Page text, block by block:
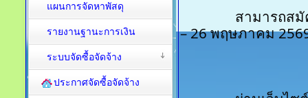
– 26 พฤษภาคม
แผนการจัดหาพัสดุ
รายงานฐานะการเงิน
ระบบจัดซื้อจัดจ้าง
ประกาศจัดซื้อจัดจ้าง